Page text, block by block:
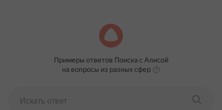
Примеры ответов Поиска с Алисой
на вопросы из разных сфер